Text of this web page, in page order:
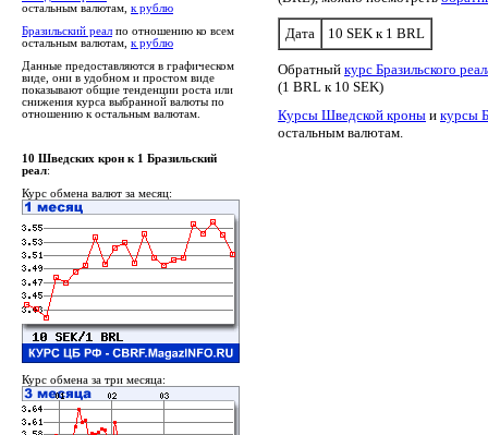
остальным валютам, к рублю
Бразильский реал по отношению ко всем
остальным валютам, к рублю
Данные предоставляются в графическом
виде, они в удобном и простом виде
показывают общие тенденции роста или
снижения курса выбранной валюты по
отношению к остальным валютам.
Дата 10 SEK к 1 BRL
Обратный курс Бразильского
(1 BRL к 10 SEK)
Курсы Шведской кроны и курсы
остальным валютам.
10 Шведских крон к 1 Бразильский
реал:
Курс обмена валют за месяц:
Курс обмена за три месяца: